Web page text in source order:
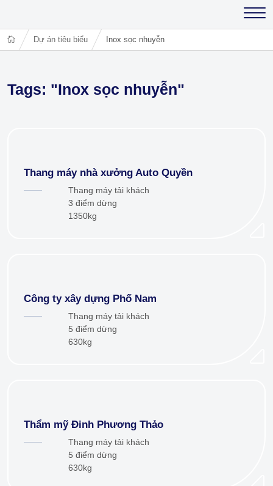
Dự án tiêu biểu Inox sọc nhuyễn
Tags: "Inox sọc nhuyễn"
Thang máy nhà xưởng Auto Quyền
Thang máy tải khách
3 điểm dừng
1350kg
Công ty xây dựng Phố Nam
Thang máy tải khách
5 điểm dừng
630kg
Thẩm mỹ Đinh Phương Thảo
Thang máy tải khách
5 điểm dừng
630kg